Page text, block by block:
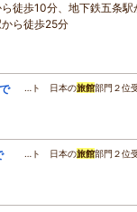
徒歩10分、地下鉄五条
ら徒歩25分
…ト 日本の旅館部門２位
…ト 日本の旅館部門２位